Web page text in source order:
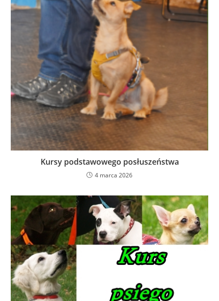
Kursy podstawowego posłuszeństwa
4 marca 2026